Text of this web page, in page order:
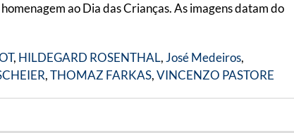
ao Dia das Crianças. As imagens datam do
, HILDEGARD ROSENTHAL, José Medeiros,
,THOMAZ FARKAS,VINCENZO PASTORE